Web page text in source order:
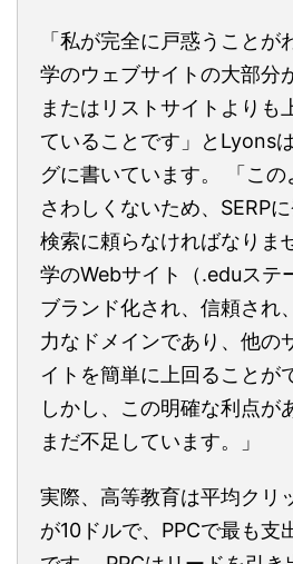
「私が完全に戸惑うことが
学のウェブサイトの大部分
またはリストサイトよりも
ていることです」とLyons
グに書いています。 「この
さわしくないため、SERP
検索に頼らなければなりま
学のWebサイト（.eduステ
ブランド化され、信頼され
力なドメインであり、他の
イトを簡単に上回ることが
しかし、この明確な利点が
まだ不足しています。」
実際、高等教育は平均クリ
が10ドルで、PPCで最も支